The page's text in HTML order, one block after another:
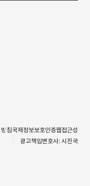
침국제정보보호인증웹접근성
광고책임변호사: 시진국